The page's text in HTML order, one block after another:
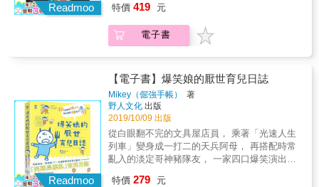
難過的時候有我在》！ & 此款書衣也可以單獨
取出，圍成一個圓， 內置燈，可作為燈飾嚘！
───｜給一直在乎我的你｜───& 在人生路上
會產生。 很多時候我們只能一個人自己去走，
很多時候也只需要一句話來點破。 當你心煩意
亂的時候， 試著翻開這本書， 你會知道還有人
在意你的人生。
16*16公分 / 全彩 /& 精裝 / 無注音
Readmoo
動畫、純藝術，甫入選2019義大利波隆那插畫
展。 ◎內附絕美畫作長拉頁。 「輓」，輓歌，
輓聯，對亡者的歌頌。我們在逝去中獲得，在
願。我的這些故事，像怨靈一樣纏上我，在我
做各種事情的時候一再出現，也許是悠閒散步
時，或者忙碌無暇時，它們要我記住，要我無
法忘記。」──阿尼默 跨足插畫／漫畫／動畫，
甫入選2019年義大利波隆那插畫展，負笈捷克
後步入純藝術創作的阿尼默，構思十餘年、埋
首創作三年，從三個面向刻畫「死亡」這個命
題： 〈旱溪〉描繪童年初見死亡後內心無以名
之的震撼與溫柔回應；〈家紋〉則雙線並陳地
特價 419 元
電子書
Readmoo
【電子書】爆笑娘的厭世育兒日誌
Mikey（倔強手帳）
著
野人文化 出版
2019/10/09 出版
從白眼翻不完的文具屋店員， 乘著「光速人生
列車」變身成一打二的天兵阿母， 再搭配時常
亂入的淡定哥神豬隊友， 一家四口爆笑演出，
「笑到長腹肌」育兒日誌。 文具手帳達人
特價 279 元